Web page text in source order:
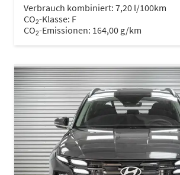
Verbrauch kombiniert: 7,20 l/100km
CO2-Klasse: F
CO2-Emissionen: 164,00 g/km